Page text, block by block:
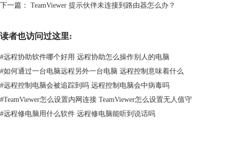
dx.html 。
下一篇：
TeamViewer 提示伙伴未连接到路由器怎么办？
读者也访问过这里:
#远程协助软件哪个好用 远程协助怎么操作别人的电脑
#如何通过一台电脑远程另外一台电脑 远程控制意味着什么
#远程控制电脑会被追踪到吗 远程控制电脑会中病毒吗
#TeamViewer怎么设置内网连接 TeamViewer怎么设置无人值守
#远程修电脑用什么软件 远程修电脑能听到说话吗